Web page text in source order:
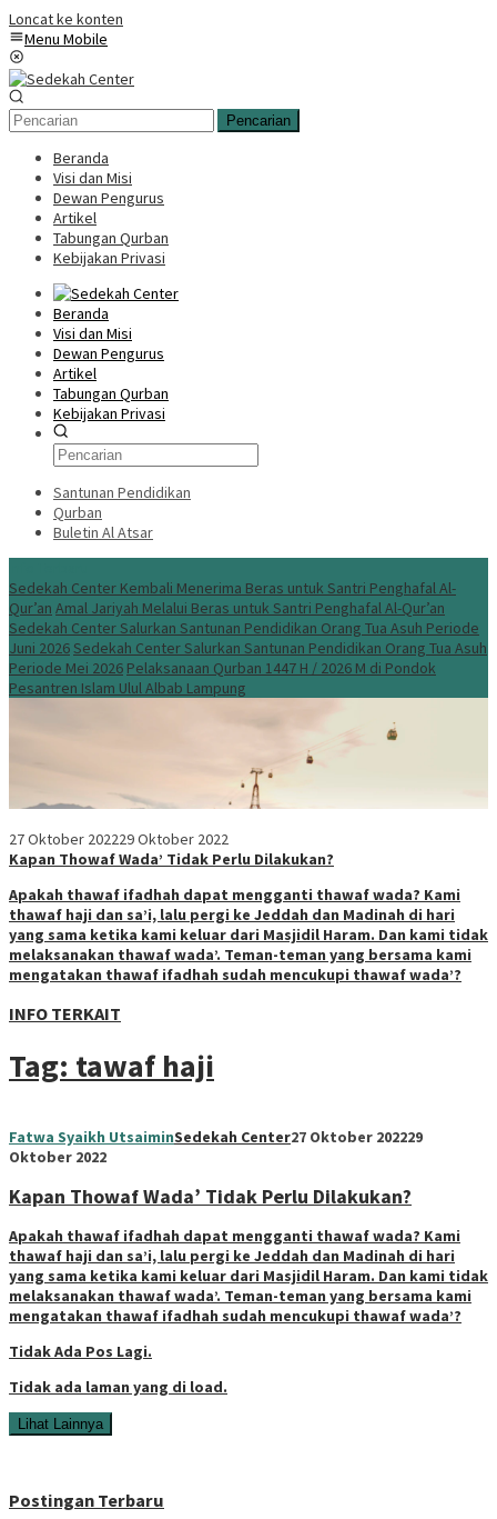
Loncat ke konten
Menu Mobile
Pencarian
Beranda
Visi dan Misi
Dewan Pengurus
Artikel
Tabungan Qurban
Kebijakan Privasi
Beranda
Visi dan Misi
Dewan Pengurus
Artikel
Tabungan Qurban
Kebijakan Privasi
Santunan Pendidikan
Qurban
Buletin Al Atsar
Sedekah Center Kembali Menerima Beras untuk Santri Penghafal Al-
Qur’an Amal Jariyah Melalui Beras untuk Santri Penghafal Al-Qur’an
Sedekah Center Salurkan Santunan Pendidikan Orang Tua Asuh Periode
Juni 2026Sedekah Center Salurkan Santunan Pendidikan Orang Tua Asuh
Periode Mei 2026 Pelaksanaan Qurban 1447 H / 2026 M di Pondok
Pesantren Islam Ulul Albab Lampung
27 Oktober 202229 Oktober 2022
Kapan Thowaf Wada’ Tidak Perlu Dilakukan?
Apakah thawaf ifadhah dapat mengganti thawaf wada? Kami
thawaf haji dan sa’i, lalu pergi ke Jeddah dan Madinah di hari
yang sama ketika kami keluar dari Masjidil Haram. Dan kami tidak
melaksanakan thawaf wada’. Teman-teman yang bersama kami
mengatakan thawaf ifadhah sudah mencukupi thawaf wada’?
INFO TERKAIT
Tag: tawaf haji
Fatwa Syaikh UtsaiminSedekah Center27 Oktober 202229
Oktober 2022
Kapan Thowaf Wada’ Tidak Perlu Dilakukan?
Apakah thawaf ifadhah dapat mengganti thawaf wada? Kami
thawaf haji dan sa’i, lalu pergi ke Jeddah dan Madinah di hari
yang sama ketika kami keluar dari Masjidil Haram. Dan kami tidak
melaksanakan thawaf wada’. Teman-teman yang bersama kami
mengatakan thawaf ifadhah sudah mencukupi thawaf wada’?
Tidak Ada Pos Lagi.
Tidak ada laman yang di load.
Lihat Lainnya
Postingan Terbaru